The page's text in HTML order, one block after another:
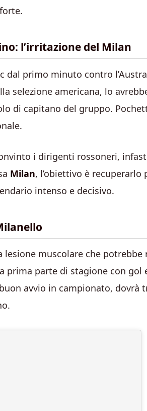
l’irritazione del Milan
dal primo minuto contro
selezione americana, lo
di capitano del gruppo.
i dirigenti rossoneri,
Milan, l’obiettivo è
intenso e decisivo.
lesione muscolare che
prima parte di stagione con gol
avvio in campionato, dovrà